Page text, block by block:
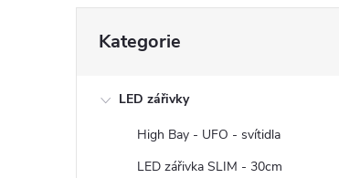
kategorie
Kategorie
LED zářivky
High Bay - UFO - svítidla
LED zářivka SLIM - 30cm